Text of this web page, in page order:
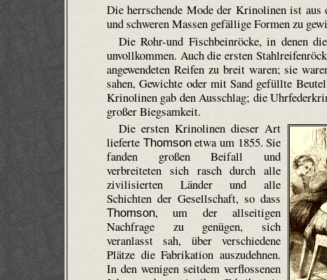
Die herrschende Mode der Krino­linen ist aus
und schweren Massen gefällige Formen zu
Die Rohr-und Fischbeinröcke, in denen
unvollkommen. Auch die ersten
angewendeten Reifen zu breit waren; sie
sahen, Gewichte oder mit Sand gefüllte
Krino­linen gab den Ausschlag; die
großer Biegsamkeit.
Die ersten Krino­linen dieser Art
lieferte Thomsonetwa um 1855. Sie
fanden großen Beifall und
verbreiteten sich rasch durch alle
zivilisierten Länder und alle
Schichten der Gesellschaft, so dass
Thomson, um der allseitigen
Nachfrage zu genügen, sich
veranlasst sah, über verschiedene
Plätze die Fabrikation auszudehnen.
In den wenigen seitdem verflossenen